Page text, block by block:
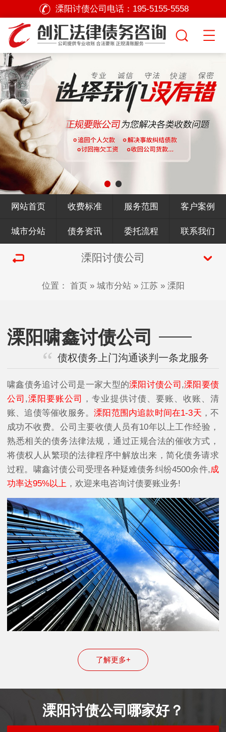
溧阳讨债公司电话： 195-5155-5558
网站首页 收费标准 服务范围 客户案例
城市分站 债务资讯 委托流程 联系我们
溧阳讨债公司
位置： 首页» 城市分站» 江苏» 溧阳
溧阳啸鑫讨债公司
债权债务上门沟通谈判一条龙服务
啸鑫债务追讨公司是一家大型的溧阳讨债公司 ,溧阳要债
公司 ,溧阳要账公司
，专业提供讨债、要账、收账、清
账、追债等催收服务。溧阳范围内追款时间在1-3天 ，不
成功不收费。公司主要收债人员有10年以上工作经验，
熟悉相关的债务法律法规，通过正规合法的催收方式，
将债权人从繁琐的法律程序中解放出来，简化债务请求
过程。啸鑫讨债公司受理各种疑难债务纠纷4500余件,成
功率达95%以上 ，欢迎来电咨询讨债要账业务!
了解更多+
溧阳讨债公司哪家好？